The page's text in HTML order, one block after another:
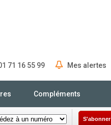
71 16 55 99 Mes alertes
Compléments
S'abonner